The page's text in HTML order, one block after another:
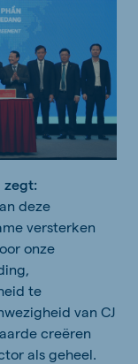
zegt:
deze
versterken
onze
te
van CJ
creëren
als geheel.